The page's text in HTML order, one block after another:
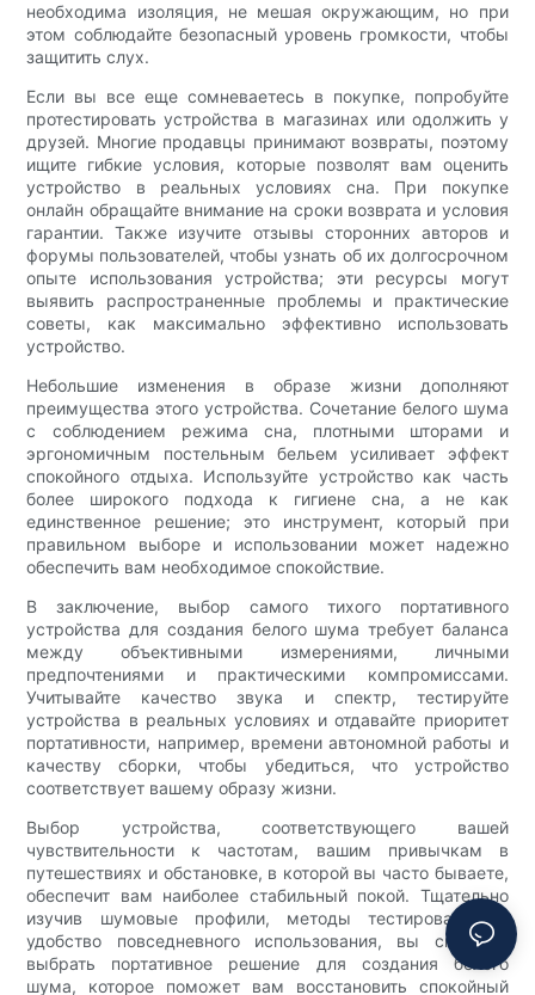
необходима изоляция, не мешая окружающим, но при
этом соблюдайте безопасный уровень громкости, чтобы
защитить слух.
Если вы все еще сомневаетесь в покупке, попробуйте
протестировать устройства в магазинах или одолжить у
друзей. Многие продавцы принимают возвраты, поэтому
ищите гибкие условия, которые позволят вам оценить
устройство в реальных условиях сна. При покупке
онлайн обращайте внимание на сроки возврата и условия
гарантии. Также изучите отзывы сторонних авторов и
форумы пользователей, чтобы узнать об их долгосрочном
опыте использования устройства; эти ресурсы могут
выявить распространенные проблемы и практические
советы, как максимально эффективно использовать
устройство.
Небольшие изменения в образе жизни дополняют
преимущества этого устройства. Сочетание белого шума
с соблюдением режима сна, плотными шторами и
эргономичным постельным бельем усиливает эффект
спокойного отдыха. Используйте устройство как часть
более широкого подхода к гигиене сна, а не как
единственное решение; это инструмент, который при
правильном выборе и использовании может надежно
обеспечить вам необходимое спокойствие.
В заключение, выбор самого тихого портативного
устройства для создания белого шума требует баланса
между объективными измерениями, личными
предпочтениями и практическими компромиссами.
Учитывайте качество звука и спектр, тестируйте
устройства в реальных условиях и отдавайте приоритет
портативности, например, времени автономной работы и
качеству сборки, чтобы убедиться, что устройство
соответствует вашему образу жизни.
Выбор устройства, соответствующего вашей
чувствительности к частотам, вашим привычкам в
путешествиях и обстановке, в которой вы часто бываете,
обеспечит вам наиболее стабильный покой. Тщательно
изучив шумовые профили, методы тестирования и
удобство повседневного использования, вы сможете
выбрать портативное решение для создания белого
шума, которое поможет вам восстановить спокойный